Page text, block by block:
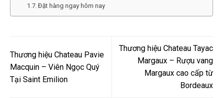
Đặt hàng ngay hôm nay
Thương hiệu Chateau Pavie
Macquin – Viên Ngọc Quý
Tại Saint Emilion
Thương hiệu Chateau Tayac
Margaux – Rượu vang
Margaux cao cấp từ
Bordeaux